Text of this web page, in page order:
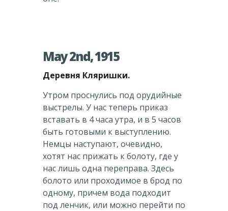
May 2nd, 1915
Деревня Кляришки.
Утром проснулись под орудийные
выстрелы. У нас теперь приказ
вставать в 4 часа утра, и в 5 часов
быть готовыми к выступлению.
Немцы наступают, очевидно,
хотят нас прижать к болоту, где у
нас лишь одна переправа. Здесь
болото или проходимое в брод по
одному, причем вода подходит
под ленчик, или можно перейти по